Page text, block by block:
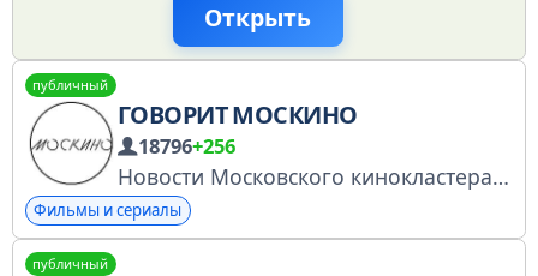
Открыть
публичный
ГОВОРИТ МОСКИНО
18796+256
Новости Московского кинокластера Заявление на включение в Перечень РКН: №4954175797
Фильмы и сериалы
публичный